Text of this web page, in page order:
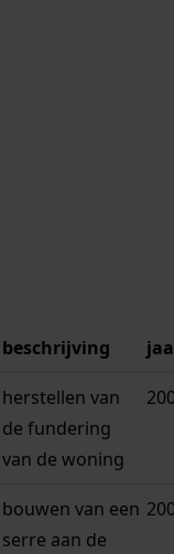
beschrijving
herstellen van
de fundering
van de woning
bouwen van een
serre aan de